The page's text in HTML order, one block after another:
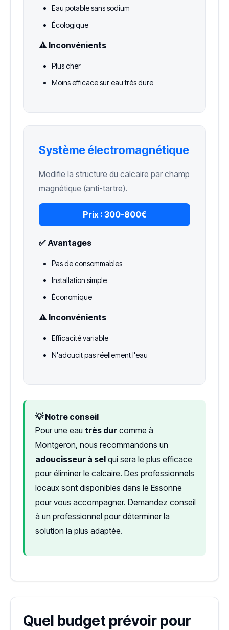
Eau potable sans sodium
Écologique
⚠️ Inconvénients
Plus cher
Moins efficace sur eau très dure
Système électromagnétique
Modifie la structure du calcaire par champ
magnétique (anti-tartre).
Prix : 300-800€
✅ Avantages
Pas de consommables
Installation simple
Économique
⚠️ Inconvénients
Efficacité variable
N'adoucit pas réellement l'eau
💡 Notre conseil
Pour une eau très dur comme à
Montgeron, nous recommandons un
adoucisseur à sel qui sera le plus efficace
pour éliminer le calcaire. Des professionnels
locaux sont disponibles dans le Essonne
pour vous accompagner. Demandez conseil
à un professionnel pour déterminer la
solution la plus adaptée.
Quel budget prévoir pour